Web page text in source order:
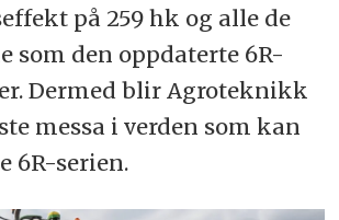
på 259 hk og alle de
som den oppdaterte 6R-
Dermed blir Agroteknikk
messa i verden som kan
6R-serien.